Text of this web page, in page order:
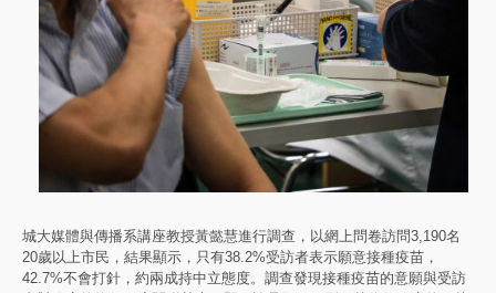
城大媒體與傳播系講座教授黃懿慧進行調查，以網上問卷訪問3,190名
20歲以上市民，結果顯示，只有38.2%受訪者表示願意接種疫苗，
42.7%不會打針，約兩成持中立態度。調查發現接種疫苗的意願與受訪